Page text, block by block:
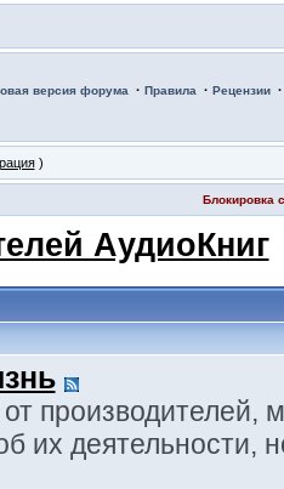
версия форума · Правила · Рецензии
)
Блокировка
АудиоКниг
производителей,
их деятельности,